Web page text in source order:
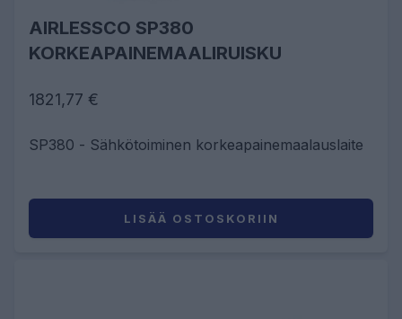
AIRLESSCO SP380
KORKEAPAINEMAALIRUISKU
1821,77 €
SP380 - Sähkötoiminen korkeapainemaalauslaite
LISÄÄ OSTOSKORIIN